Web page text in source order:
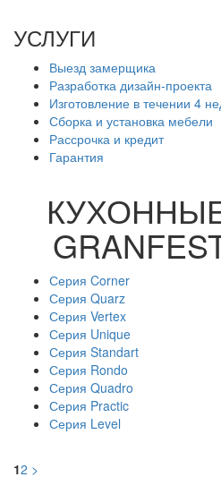
УСЛУГИ
Выезд замерщика
Разработка дизайн-проекта
Изготовление в течении 4
Сборка и установка мебели
Рассрочка и кредит
Гарантия
Серия Corner
Серия Quarz
Серия Vertex
Серия Unique
Серия Standart
Серия Rondo
Серия Quadro
Серия Practic
Серия Level
12 >